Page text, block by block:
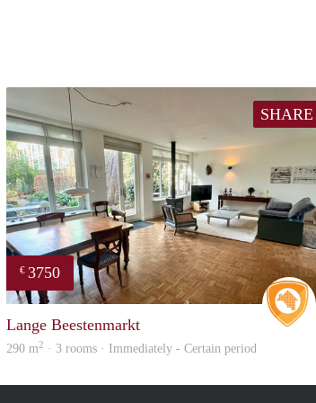
SHARE
€ 3750
Lange Beestenmarkt
290 m2 · 3 rooms · Immediately - Certain period